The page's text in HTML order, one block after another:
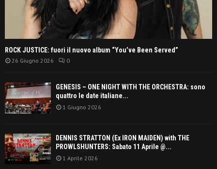
ROCK JUSTICE: fuori il nuovo album “You’ve Been Served”
26 Giugno 2026 0
GENESIS – ONE NIGHT WITH THE ORCHESTRA: sono
quattro le date italiane...
1 Giugno 2026
DENNIS STRATTON (Ex IRON MAIDEN) with THE
PROWLSHUNTERS: Sabato 11 Aprile @...
1 Aprile 2026